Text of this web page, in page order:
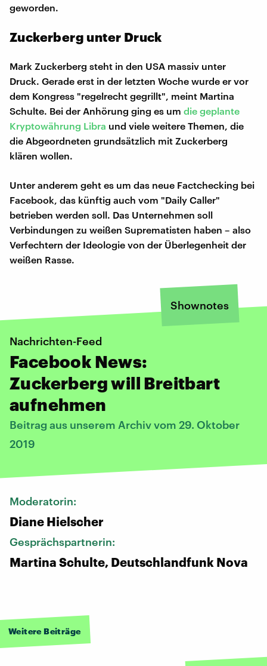
geworden.
Zuckerberg unter Druck
Mark Zuckerberg steht in den USA massiv unter
Druck. Gerade erst in der letzten Woche wurde er vor
dem Kongress "regelrecht gegrillt", meint Martina
Schulte. Bei der Anhörung ging es um die geplante
Kryptowährung Libra und viele weitere Themen, die
die Abgeordneten grundsätzlich mit Zuckerberg
klären wollen.
Unter anderem geht es um das neue Factchecking bei
Facebook, das künftig auch vom "Daily Caller"
betrieben werden soll. Das Unternehmen soll
Verbindungen zu weißen Suprematisten haben – also
Verfechtern der Ideologie von der Überlegenheit der
weißen Rasse.
Shownotes
Nachrichten-Feed
Facebook News:
Zuckerberg will Breitbart
aufnehmen
Beitrag aus unserem Archiv vom 29. Oktober
2019
Moderatorin:
Diane Hielscher
Gesprächspartnerin:
Martina Schulte, Deutschlandfunk Nova
Weitere Beiträge